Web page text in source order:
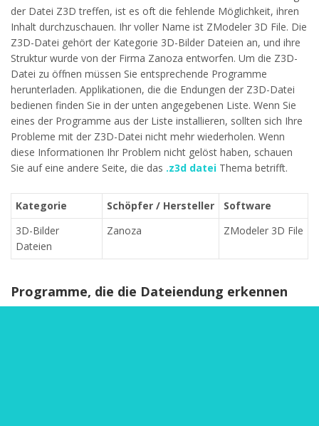
der Datei Z3D treffen, ist es oft die fehlende Möglichkeit, ihren
Inhalt durchzuschauen. Ihr voller Name ist ZModeler 3D File. Die
Z3D-Datei gehört der Kategorie 3D-Bilder Dateien an, und ihre
Struktur wurde von der Firma Zanoza entworfen. Um die Z3D-
Datei zu öffnen müssen Sie entsprechende Programme
herunterladen. Applikationen, die die Endungen der Z3D-Datei
bedienen finden Sie in der unten angegebenen Liste. Wenn Sie
eines der Programme aus der Liste installieren, sollten sich Ihre
Probleme mit der Z3D-Datei nicht mehr wiederholen. Wenn
diese Informationen Ihr Problem nicht gelöst haben, schauen
Sie auf eine andere Seite, die das .z3d datei Thema betrifft.
Kategorie Schöpfer / Hersteller
Software
3D-Bilder
Dateien
Zanoza ZModeler 3D File
Programme, die die Dateiendung erkennen